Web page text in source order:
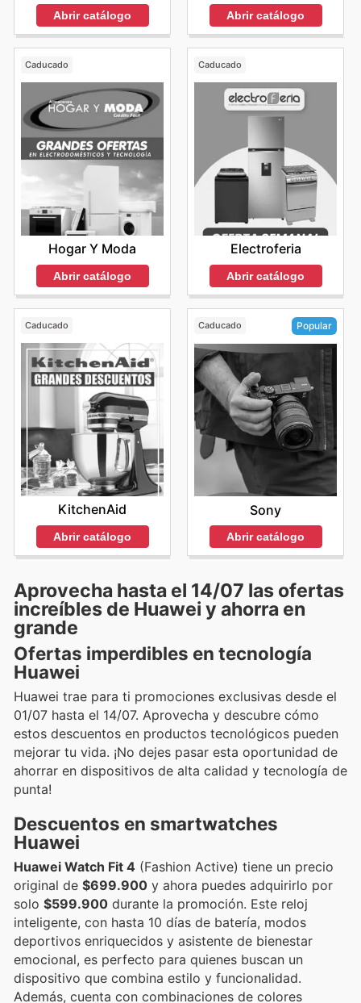
Abrir catálogo Abrir catálogo
Caducado
Hogar Y Moda
Abrir catálogo
Caducado
Electroferia
Abrir catálogo
Caducado
KitchenAid
Abrir catálogo
Caducado Popular
Sony
Abrir catálogo
Aprovecha hasta el 14/07 las ofertas
increíbles de Huawei y ahorra en
grande
Ofertas imperdibles en tecnología
Huawei
Huawei trae para ti promociones exclusivas desde el
01/07 hasta el 14/07. Aprovecha y descubre cómo
estos descuentos en productos tecnológicos pueden
mejorar tu vida. ¡No dejes pasar esta oportunidad de
ahorrar en dispositivos de alta calidad y tecnología de
punta!
Descuentos en smartwatches
Huawei
Huawei Watch Fit 4 (Fashion Active) tiene un precio
original de $699.900 y ahora puedes adquirirlo por
solo $599.900 durante la promoción. Este reloj
inteligente, con hasta 10 días de batería, modos
deportivos enriquecidos y asistente de bienestar
emocional, es perfecto para quienes buscan un
dispositivo que combina estilo y funcionalidad.
Además, cuenta con combinaciones de colores